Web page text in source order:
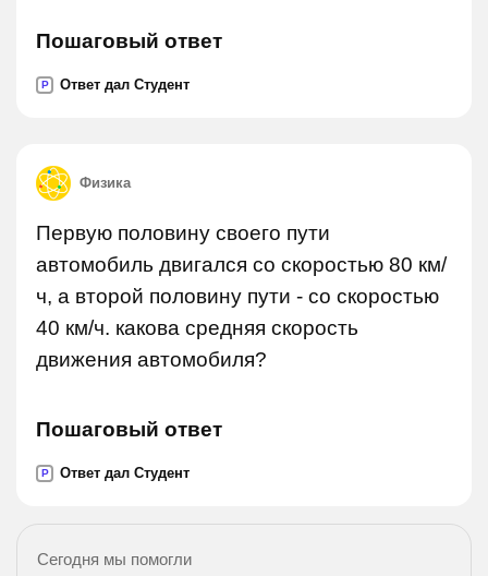
Пошаговый ответ
P Ответ дал Студент
Физика
Первую половину своего пути
автомобиль двигался со скоростью 80 км/
ч, а второй половину пути - со скоростью
40 км/ч. какова средняя скорость
движения автомобиля?
Пошаговый ответ
P Ответ дал Студент
Сегодня мы помогли